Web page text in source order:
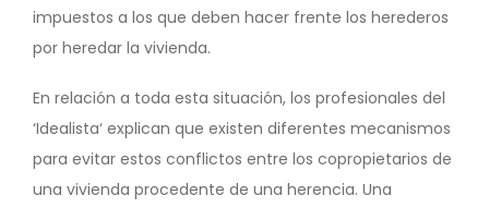
impuestos a los que deben hacer frente los herederos
por heredar la vivienda.
En relación a toda esta situación, los profesionales del
‘Idealista‘ explican que existen diferentes mecanismos
para evitar estos conflictos entre los copropietarios de
una vivienda procedente de una herencia. Una